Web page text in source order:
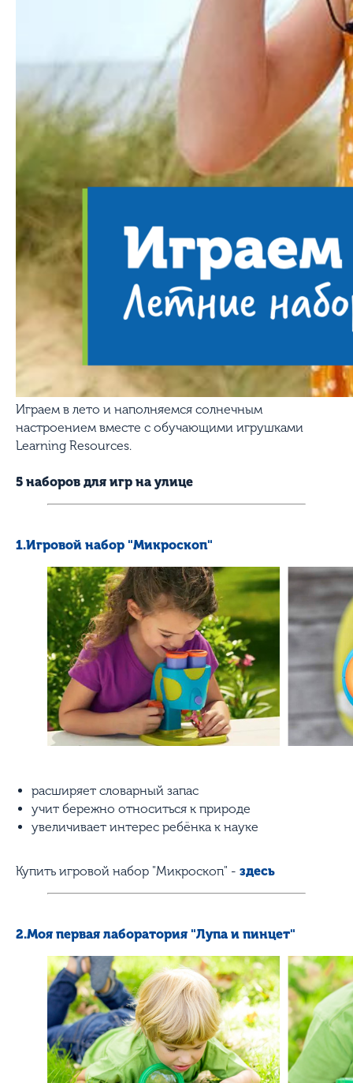
Играем в лето и наполняемся солнечным
настроением вместе с обучающими игрушками
Learning Resources.
5 наборов для игр на улице
1.Игровой набор "Микроскоп"
расширяет словарный запас
учит бережно относиться к природе
увеличивает интерес ребёнка к науке
Купить игровой набор "Микроскоп" - здесь
2.Моя первая лаборатория "Лупа и пинцет"